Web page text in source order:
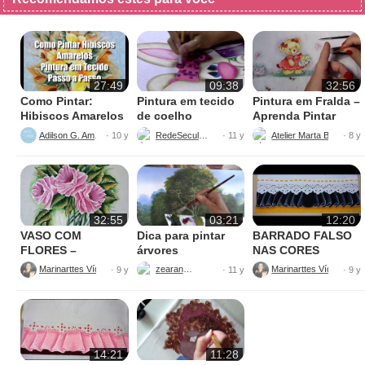
27:49
Como Pintar:
Hibiscos Amarelos
· 10 y
09:38
Pintura em tecido
de coelho
RedeSeculo21 · 11 y
32:56
Pintura em Fralda –
Aprenda Pintar
Ursinha
Atelier Marta Beatriz· 8 y
32:55
VASO COM
FLORES –
PINTURAS
· 9 y
03:21
Dica para pintar
árvores
zearantes · 11 y
12:20
BARRADO FALSO
NAS CORES
AMARELO E
PRETO
· 9 y
14:21
11:28